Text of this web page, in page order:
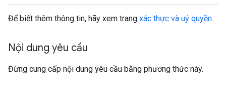
Để biết thêm thông tin, hãy xem trang xác thực và uỷ quyền.
Nội dung yêu cầu
Đừng cung cấp nội dung yêu cầu bằng phương thức này.